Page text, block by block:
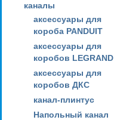
каналы
аксессуары для
короба PANDUIT
аксессуары для
коробов LEGRAND
аксессуары для
коробов ДКС
канал-плинтус
Напольный канал